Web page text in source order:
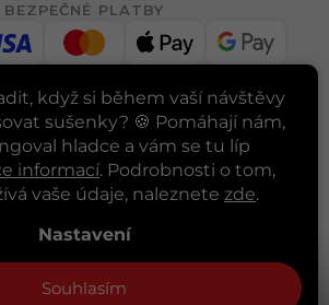
když si během vaší návštěvy
sušenky? 🍪 Pomáhají nám,
hladce a vám se tu líp
informací. Podrobnosti o tom,
vaše údaje, naleznete zde.
Nastavení
Souhlasím
BEZPEČNÉ PLATBY
RYCHLÉ DORUČENÍ
INSTAGRAM
Sledovat na Instagramu